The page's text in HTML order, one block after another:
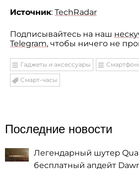
Источник: TechRadar
Подписывайтесь на наш
Telegram, чтобы ничего не
Гаджеты и аксессуары
Смарт-часы
Последние новости
Легендарный шутер
бесплатный апдейт